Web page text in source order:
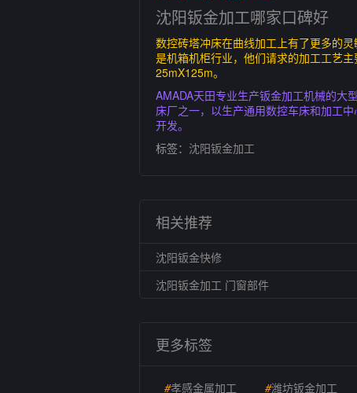
沈阳钣金加工哪家口碑好
数控砖塔冲床在曲线加工上有了更多的
是机箱机柜行业，他们请求的加工工艺
25mX125m。
AMADA天田专业生产钣金加工机械的大
床厂之一，以生产通用数控车床和加工
开发。
标签： 沈阳钣金加工
相关推荐
沈阳钣金快修
沈阳钣金加工 门窗部件
更多标签
#孝感金属加工 #潍坊钣金加工